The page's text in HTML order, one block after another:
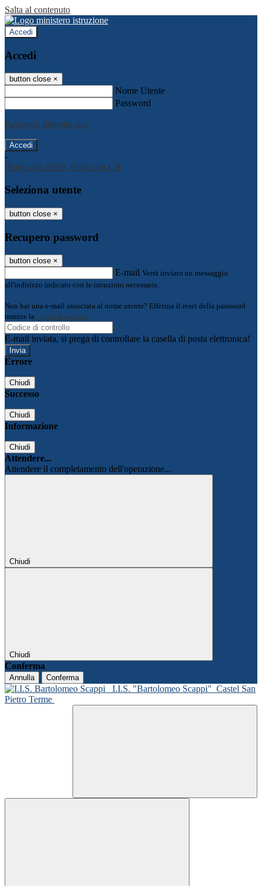
Salta al contenuto
Accedi
Accedi
button close ×
Nome Utente
Password
Password dimenticata?
-
Entra con SPID Entra con CIE
Seleziona utente
button close ×
Recupero password
button close ×
E-mail Verrà inviato un messaggio
all'indirizzo indicato con le istruzioni necessarie.
Non hai una e-mail associata al nome utente? Effettua il reset della password
tramite la Login Spaggiari
E-mail inviata, si prega di controllare la casella di posta elettronica!
Errore
Chiudi
Successo
Chiudi
Informazione
Chiudi
Attendere...
Attendere il completamento dell'operazione...
Chiudi
Chiudi
Conferma
Annulla Conferma
I.I.S. "Bartolomeo Scappi" Castel San
Pietro Terme